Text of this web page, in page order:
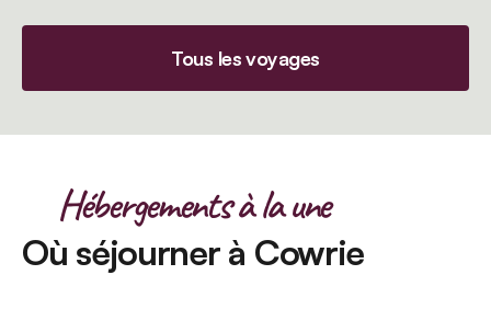
Tous les voyages
Hébergements à la une
Où séjourner à Cowrie